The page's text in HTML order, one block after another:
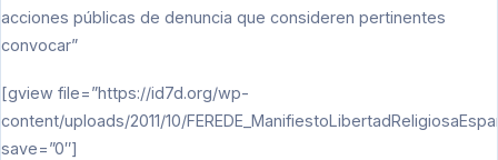
acciones públicas de denuncia que consideren pertinentes
convocar”
[gview file=”https://id7d.org/wp-
content/uploads/2011/10/
save=”0″]